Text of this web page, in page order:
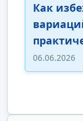
Как
06.06.2026